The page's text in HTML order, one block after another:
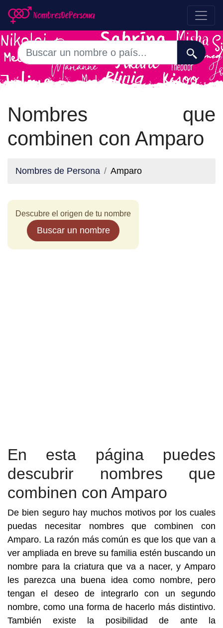
Nombres que
combinen con Amparo
Nombres de Persona Amparo
Descubre el origen de tu nombre
Buscar un nombre
En esta página puedes
descubrir nombres que
combinen con Amparo
De bien seguro hay muchos motivos por los cuales
puedas necesitar nombres que combinen con
Amparo. La razón más común es que los que van a
ver ampliada en breve su familia estén buscando un
nombre para la criatura que va a nacer, y Amparo
les parezca una buena idea como nombre, pero
tengan el deseo de integrarlo con un segundo
nombre, como una forma de hacerlo más distintivo.
También existe la posibilidad de ante la